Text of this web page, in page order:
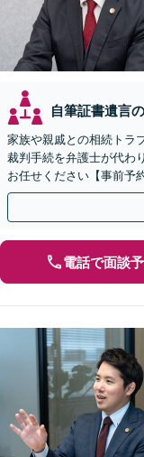
自筆証書遺言
家族や親戚との相続トラ
裁判手続を弁護士が代わ
お任せください【事前予
電話で面談